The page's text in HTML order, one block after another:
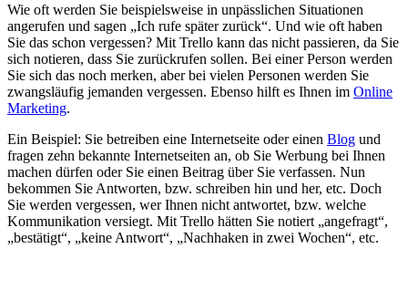
Wie oft werden Sie beispielsweise in unpässlichen Situationen
angerufen und sagen „Ich rufe später zurück“. Und wie oft haben
Sie das schon vergessen? Mit Trello kann das nicht passieren, da Sie
sich notieren, dass Sie zurückrufen sollen. Bei einer Person werden
Sie sich das noch merken, aber bei vielen Personen werden Sie
zwangsläufig jemanden vergessen. Ebenso hilft es Ihnen im Online
Marketing.
Ein Beispiel: Sie betreiben eine Internetseite oder einen Blog und
fragen zehn bekannte Internetseiten an, ob Sie Werbung bei Ihnen
machen dürfen oder Sie einen Beitrag über Sie verfassen. Nun
bekommen Sie Antworten, bzw. schreiben hin und her, etc. Doch
Sie werden vergessen, wer Ihnen nicht antwortet, bzw. welche
Kommunikation versiegt. Mit Trello hätten Sie notiert „angefragt“,
„bestätigt“, „keine Antwort“, „Nachhaken in zwei Wochen“, etc.